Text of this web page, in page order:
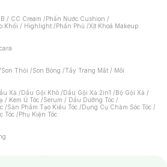
/ CC Cream /Phấn Nước Cushion /
Khối / Highlight /Phấn Phủ /Xịt Khoá Makeup
/Son Thỏi /Son Bóng /Tẩy Trang Mắt / Môi
Xả /Dầu Gội Khô /Dầu Gội Xả 2in1 /Bộ Gội Xả /
/ Kem Ủ Tóc /Serum / Dầu Dưỡng Tóc /
/Sản Phẩm Tạo Kiểu Tóc /Dụng Cụ Chăm Sóc Tóc /
Tóc /Phụ Kiện Tóc